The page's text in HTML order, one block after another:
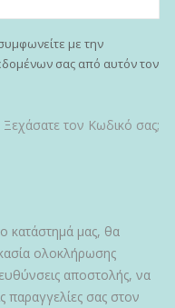
με την
σας από αυτόν τον
Ξεχάσατε τον Κωδικό σας;
κατάστημά μας, θα
ολοκλήρωσης
αποστολής, να
παραγγελίες σας στον